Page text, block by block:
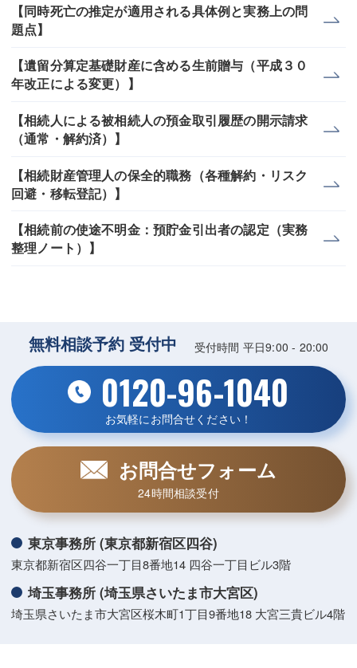
【同時死亡の推定が適用される具体例と実務上の問
題点】
【遺留分算定基礎財産に含める生前贈与（平成３０
年改正による変更）】
【相続人による被相続人の預金取引履歴の開示請求
（通常・解約済）】
【相続財産管理人の保全的職務（各種解約・リスク
回避・移転登記）】
【相続前の使途不明金：預貯金引出者の認定（実務
整理ノート）】
無料相談予約 受付中 受付時間 平日9:00 - 20:00
0120-96-1040
お気軽にお問合せください！
お問合せフォーム
24時間相談受付
東京事務所 (東京都新宿区四谷)
東京都新宿区四谷一丁目8番地14 四谷一丁目ビル3階
埼玉事務所 (埼玉県さいたま市大宮区)
埼玉県さいたま市大宮区桜木町1丁目9番地18 大宮三貴ビル4階